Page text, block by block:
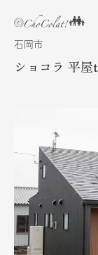
石岡市
ショコラ 平屋